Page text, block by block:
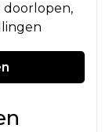
doorlopen,